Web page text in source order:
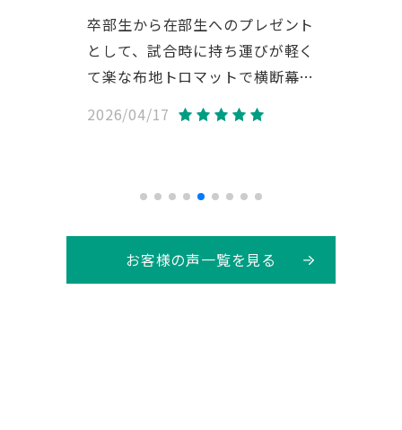
卒部生から在部生へのプレゼント
として、試合時に持ち運びが軽く
て楽な布地トロマットで横断幕を
作成依頼しました。 生地サンプ
ルを頂けたり、データ入稿の際は
親身に対応して下さったおかげで
大変満足いく物が出来ました！！
贈った側も贈られた側も嬉しい宝
物が出来ました。 ありがとうご
2026/04/17
お客様の声一覧を見る